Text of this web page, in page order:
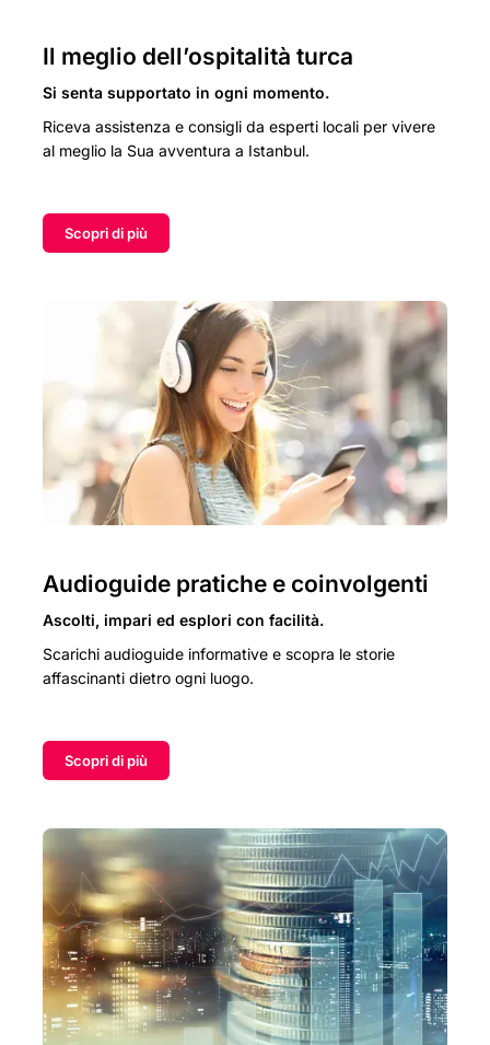
Il meglio dell’ospitalità turca
Si senta supportato in ogni momento.
Riceva assistenza e consigli da esperti locali per vivere
al meglio la Sua avventura a Istanbul.
Scopri di più
Audioguide pratiche e coinvolgenti
Ascolti, impari ed esplori con facilità.
Scarichi audioguide informative e scopra le storie
affascinanti dietro ogni luogo.
Scopri di più